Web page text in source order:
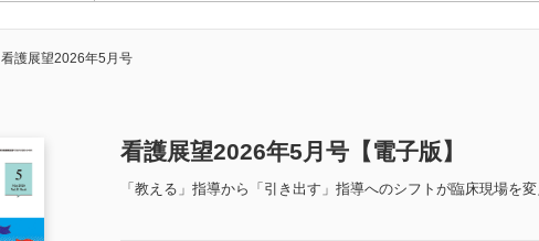
看護展望2026年5月号
看護展望2026年5月号【電子版】
「教える」指導から「引き出す」指導へのシフトが臨床現場を